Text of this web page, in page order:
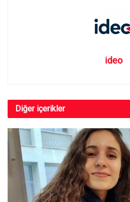
ideo
Diğer içerikler